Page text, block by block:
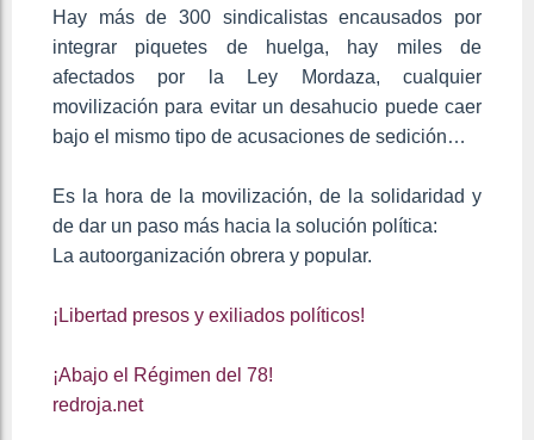
Hay más de 300 sindicalistas encausados por
integrar piquetes de huelga, hay miles de
afectados por la Ley Mordaza, cualquier
movilización para evitar un desahucio puede caer
bajo el mismo tipo de acusaciones de sedición…
Es la hora de la movilización, de la solidaridad y
de dar un paso más hacia la solución política:
La autoorganización obrera y popular.
¡Libertad presos y exiliados políticos!
¡Abajo el Régimen del 78!
redroja.net